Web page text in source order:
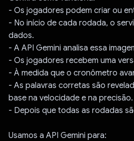
- Os jogadores podem criar ou
- No início de cada rodada, o
dados.
- A API Gemini analisa essa
- Os jogadores recebem uma
- À medida que o cronômetro
- As palavras corretas são
base na velocidade e na precisão.
- Depois que todas as rodadas
Usamos a API Gemini para: